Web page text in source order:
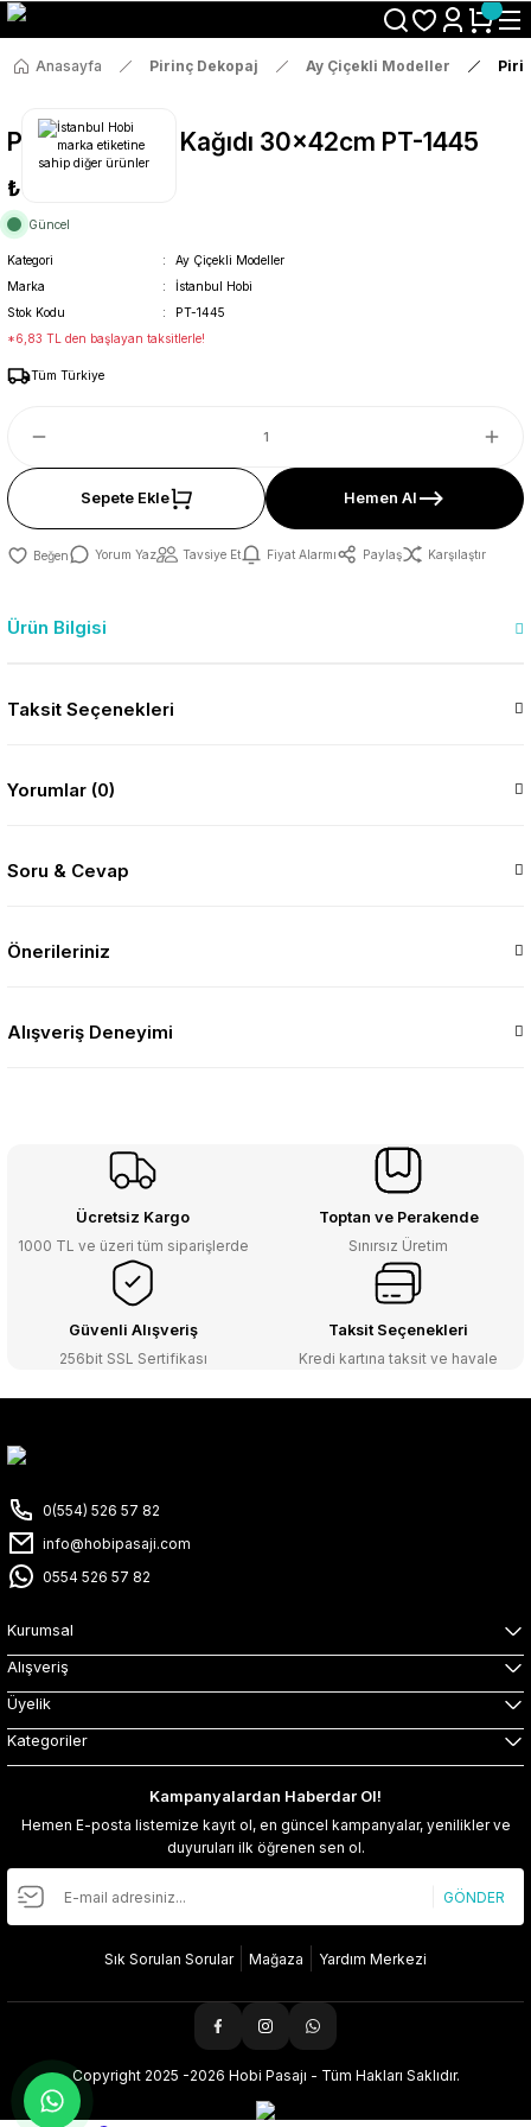
Size Özel "HG10" Koduyla Sepette Hemen %10 İndirimi Kaçırma
Anasayfa Pirinç Dekopaj Ay Çiçekli Modeller
Pirinç Dekopaj Kağıdı 30x42cm PT-1445
₺36
Güncel
Kategori
Ay Çiçekli Modeller
Marka
İstanbul Hobi
Stok Kodu
PT-1445
*6,83 TL den başlayan taksitlerle!
Tüm Türkiye
Sepete Ekle Hemen Al
Yorum Yaz Tavsiye Et Fiyat Alarmı Paylaş Karşılaştır
Ürün Bilgisi
Taksit Seçenekleri
Yorumlar (0)
Soru & Cevap
Önerileriniz
Alışveriş Deneyimi
Ücretsiz Kargo
1000 TL ve üzeri tüm siparişlerde
Toptan ve Perakende
Sınırsız Üretim
Güvenli Alışveriş
256bit SSL Sertifikası
Taksit Seçenekleri
Kredi kartına taksit ve havale
0(554) 526 57 82
info@hobipasaji.com
0554 526 57 82
Kurumsal
Alışveriş
Üyelik
Kategoriler
Kampanyalardan Haberdar Ol!
Hemen E-posta listemize kayıt ol, en güncel kampanyalar, yenilikler ve
duyuruları ilk öğrenen sen ol.
GÖNDER
Sık Sorulan Sorular Mağaza Yardım Merkezi
Copyright 2025 -2026 Hobi Pasajı - Tüm Hakları Saklıdır.